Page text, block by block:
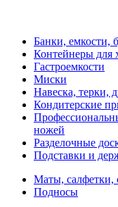
Банки, емкости,
Контейнеры для
Гастроемкости
Миски
Навеска, терки,
Кондитерские
ножей
Разделочные
Подставки и
Маты, салфетки,
Подносы